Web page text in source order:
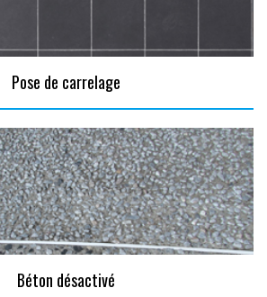
Pose de carrelage
Béton désactivé